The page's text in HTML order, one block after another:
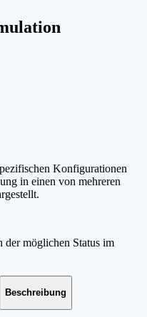
Konfigurationen
in einen von mehreren
der möglichen Status im
Beschreibung